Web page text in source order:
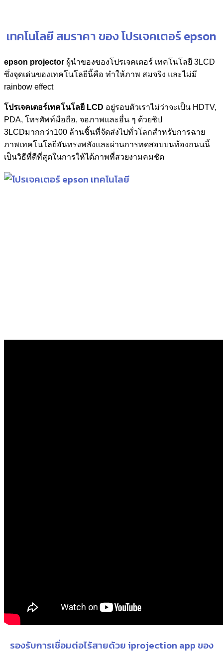
เทคโนโลยี สมราคา ของ โปรเจคเตอร์ epson
epson projector ผู้นำของของโปรเจคเตอร์ เทคโนโลยี 3LCD
ซึ่งจุดเด่นของเทคโนโลยีนี้คือ ทำให้ภาพ สมจริง และไม่มี
rainbow effect
โปรเจคเตอร์เทคโนโลยี LCD อยู่รอบตัวเราไม่ว่าจะเป็น HDTV,
PDA, โทรศัพท์มือถือ, จอภาพและอื่น ๆ ด้วยชิป
3LCDมากกว่า100 ล้านชิ้นที่จัดส่งไปทั่วโลกสำหรับการฉาย
ภาพเทคโนโลยีอันทรงพลังและผ่านการทดสอบบนท้องถนนนี้
เป็นวิธีที่ดีที่สุดในการให้ได้ภาพที่สวยงามคมชัด
รองรับการเชื่อมต่อไร้สายด้วย iprojection app ของ